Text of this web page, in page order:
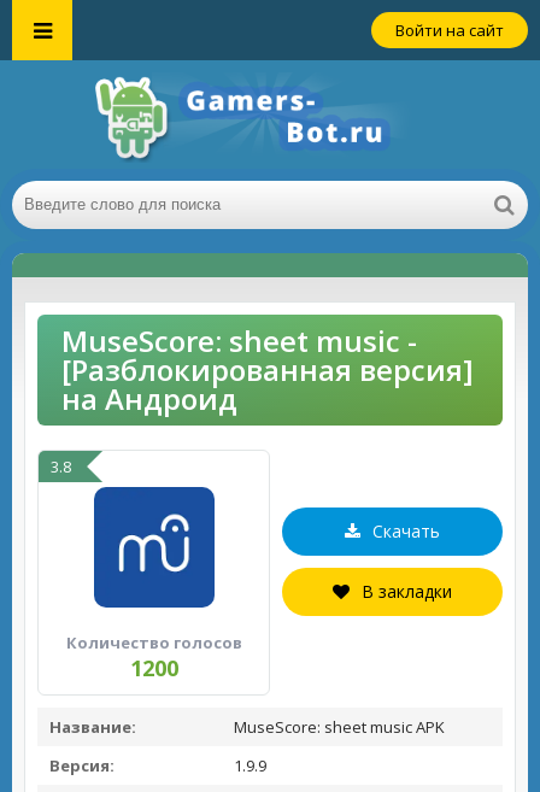
Войти на сайт
MuseScore: sheet music -
[Разблокированная версия]
на Андроид
3.8
Количество голосов
1200
Скачать
В закладки
Название:
MuseScore: sheet music APK
Версия:
1.9.9